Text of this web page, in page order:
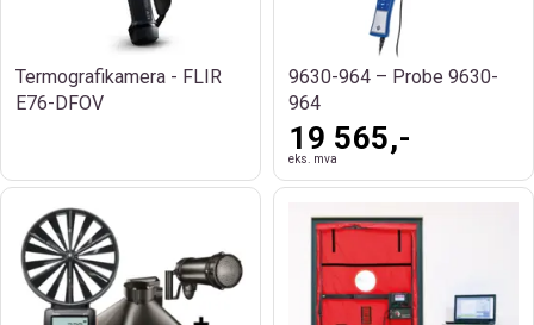
Termografikamera - FLIR
E76-DFOV
9630-964 – Probe 9630-
964
19 565,-
eks. mva